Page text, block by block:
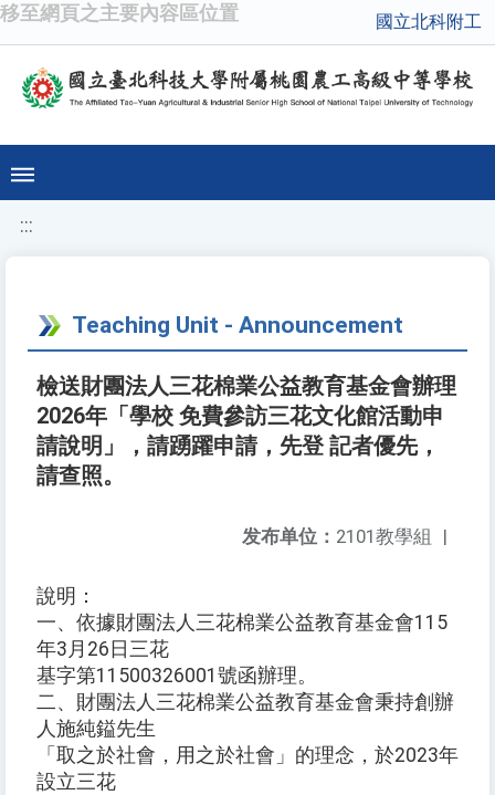
移至網頁之主要內容區位置 國立北科附工
:::
Teaching Unit - Announcement
檢送財團法人三花棉業公益教育基金會辦理
2026年「學校 免費參訪三花文化館活動申
請說明」，請踴躍申請，先登 記者優先，
請查照。
发布单位： 2101教學組 |
說明：
一、依據財團法人三花棉業公益教育基金會115
年3月26日三花
基字第11500326001號函辦理。
二、財團法人三花棉業公益教育基金會秉持創辦
人施純鎰先生
「取之於社會，用之於社會」的理念，於2023年
設立三花